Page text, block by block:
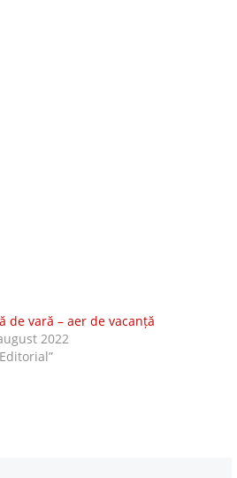
de vară – aer de vacanță
2022